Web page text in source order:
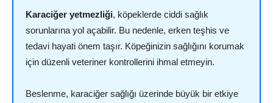
Karaciğer yetmezliği, köpeklerde ciddi sağlık
sorunlarına yol açabilir. Bu nedenle, erken teşhis ve
tedavi hayati önem taşır. Köpeğinizin sağlığını korumak
için düzenli veteriner kontrollerini ihmal etmeyin.
Beslenme, karaciğer sağlığı üzerinde büyük bir etkiye